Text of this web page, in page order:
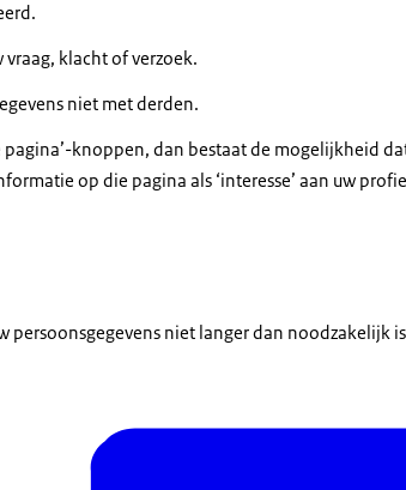
klacht of verzoek.
niet met derden.
pagina’-knoppen, dan bestaat de mogelijkheid
op die pagina als ‘interesse’ aan uw
persoonsgegevens niet langer dan noodzakelijk